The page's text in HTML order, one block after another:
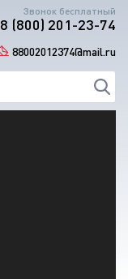
Звонок бесплатный
8 (800) 201-23-74
88002012374@mail.ru